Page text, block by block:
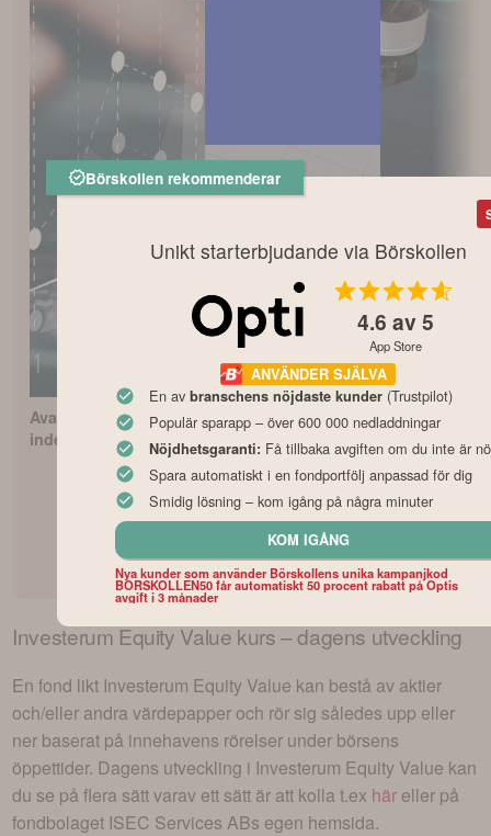
Avanza Zero – Bästa
indexfonden?
Så börjar du
fondspara med Lysas
fondrobot
Vilken är
bästa
Investerum Equity Valuekurs – dagens utveckling
En fond likt Investerum Equity Value kan bestå av aktier
och/eller andra värdepapper och rör sig således upp eller
ner baserat på innehavens rörelser under börsens
öppettider. Dagens utveckling i Investerum Equity Value kan
du se på flera sätt varav ett sätt är att kolla t.ex här eller på
fondbolaget ISEC Services ABs egen hemsida.
Börskollen rekommenderar
Unikt starterbjudande via Börskollen
4.6 av 5
App Store
ANVÄNDER SJÄLVA
En av branschens nöjdaste kunder(Trustpilot)
Populär sparapp – över 600 000 nedladdningar
Nöjdhetsgaranti: Få tillbaka avgiften om du inte är
Spara automatiskt i en fondportfölj anpassad för dig
Smidig lösning – kom igång på några minuter
KOM IGÅNG
Nya kunder som använder Börskollens unika kampanjkod
BORSKOLLEN50 får automatiskt 50 procent rabatt på Optis
avgift i 3 månader